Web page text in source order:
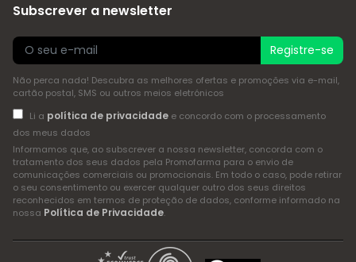
Subscrever a newsletter
Registre-se
Não perca nada! Descubra as melhores ofertas e promoções via e-mail,
cartão postal, SMS ou outros meios eletrónicos
Li a política de privacidadee concordo com o processamento
dos meus dados
Informamos que, ao subscrever a nossa newsletter, concorda com o
tratamento dos seus dados pela Promofarma para o envio de
comunicações comerciais ou promocionais. Em todo o caso, pode retirar
o seu consentimento ou exercer qualquer outro dos seus direitos
reconhecidos em termos de proteção de dados, conforme informado na
nossa Política de Privacidade.